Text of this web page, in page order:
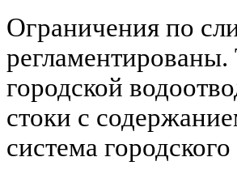
Ограничения по
регламентированы.
городской
стоки с
система